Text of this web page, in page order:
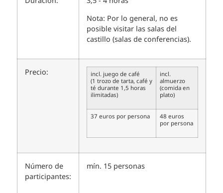
Nota: Por lo general, no es
posible visitar las salas del
castillo (salas de conferencias).
Precio:
incl. juego de café
(1 trozo de tarta, café y
té durante 1,5 horas
ilimitadas)
incl.
almuerzo
(comida en
plato)
37 euros por persona
48 euros
por persona
Número de
participantes:
mín. 15 personas